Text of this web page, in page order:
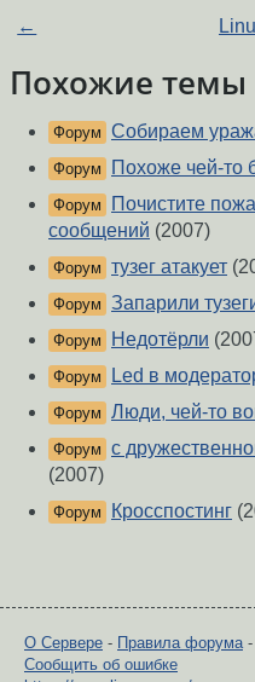
←
Похожие темы
Форум Собираем
Форум Похоже чей-то
Форум
Почистите
сообщений (2007)
Форум тузег атакует
Форум Запарили
Форум Недотёрли
Форум Led в
Форум Люди, чей-то
Форум с
(2007)
Форум Кросспостинг
О Сервере - Правила форума-
Сообщить об ошибке